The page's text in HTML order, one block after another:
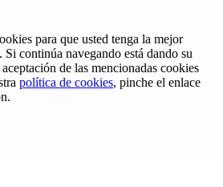
para que usted tenga la mejor
Si continúa navegando está dando su
de las mencionadas cookies
política de cookies, pinche el enlace